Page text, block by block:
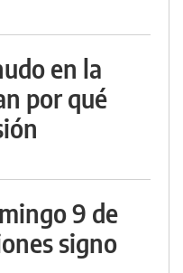
en la
por qué
9 de
signo